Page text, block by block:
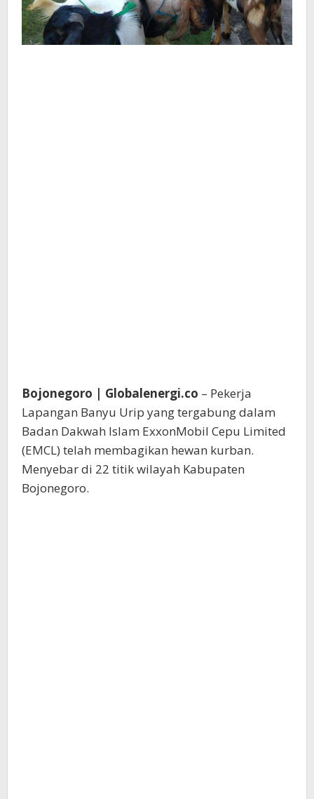
Bojonegoro | Globalenergi.co – Pekerja
Lapangan Banyu Urip yang tergabung dalam
Badan Dakwah Islam ExxonMobil Cepu Limited
(EMCL) telah membagikan hewan kurban.
Menyebar di 22 titik wilayah Kabupaten
Bojonegoro.